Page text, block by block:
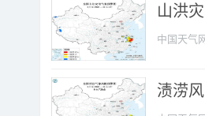
山洪
中国天气
渍涝